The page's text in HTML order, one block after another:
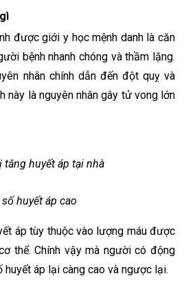
được giới y học mệnh danh là căn
bệnh nhanh chóng và thầm lặng.
nhân chính dẫn đến đột quỵ và
này là nguyên nhân gây tử vong lớn
số huyết áp cao
áp tùy thuộc vào lượng máu được
thể. Chính vậy mà người có động
huyết áp lại càng cao và ngược lại.